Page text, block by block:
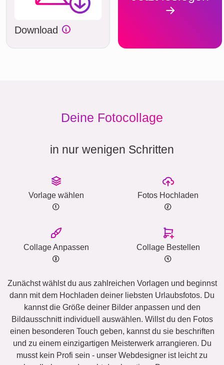
Download
Deine Fotocollage
in nur wenigen Schritten
Vorlage wählen Fotos Hochladen
Collage Anpassen Collage Bestellen
Zunächst wählst du aus zahlreichen Vorlagen und beginnst
dann mit dem Hochladen deiner liebsten Urlaubsfotos. Du
kannst die Größe deiner Bilder anpassen und den
Bildausschnitt individuell auswählen. Willst du den Fotos
einen besonderen Touch geben, kannst du sie beschriften
und zu einem einzigartigen Meisterwerk arrangieren. Du
musst kein Profi sein - unser Webdesigner ist leicht zu